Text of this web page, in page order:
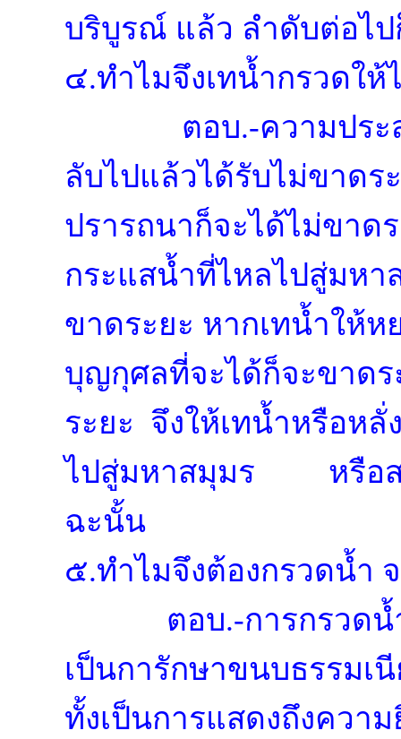
บริบูรณ์ แล้ว ลำดับต่อไ
๔.ทำไมจึงเทน้ำกรวดใ
ตอบ.-ความประ
ลับไปแล้วได้รับไม่ขาด
ปรารถนาก็จะได้ไม่ขาด
กระแสน้ำที่ไหลไปสู่มห
ขาดระยะ หากเทน้ำให้ห
บุญกุศลที่จะได้ก็จะขาด
ระยะ จึงให้เทน้ำหรือห
ไปสู่มหาสมุมร หรือส
ฉะนั้น
๕.ทำไมจึงต้องกรวดน้ำ
ตอบ.-การกรวดน้
เป็นการักษาขนบธรรม
ทั้งเป็นการแสดงถึงควา